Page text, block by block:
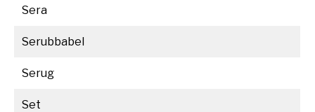
Sera
Serubbabel
Serug
Set